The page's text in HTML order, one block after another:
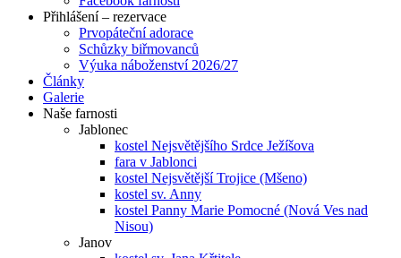
Přihlášení – rezervace
Prvopáteční adorace
Schůzky biřmovanců
Výuka náboženství 2026/27
Články
Galerie
Naše farnosti
Jablonec
kostel Nejsvětějšího Srdce Ježíšova
fara v Jablonci
kostel Nejsvětější Trojice (Mšeno)
kostel sv. Anny
kostel Panny Marie Pomocné (Nová Ves nad
Nisou)
Janov